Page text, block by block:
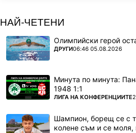
НАЙ-ЧЕТЕНИ
Олимпийски герой
ПОВЕЧЕ ОТ
ДРУГИ06:46 05.08.2026
Минута по минута:
1948 1:1
ПОВЕЧЕ ОТ
ЛИГА НА КОНФЕРЕНЦИИТЕ
Шампион, борещ се с
колене съм и се моля,